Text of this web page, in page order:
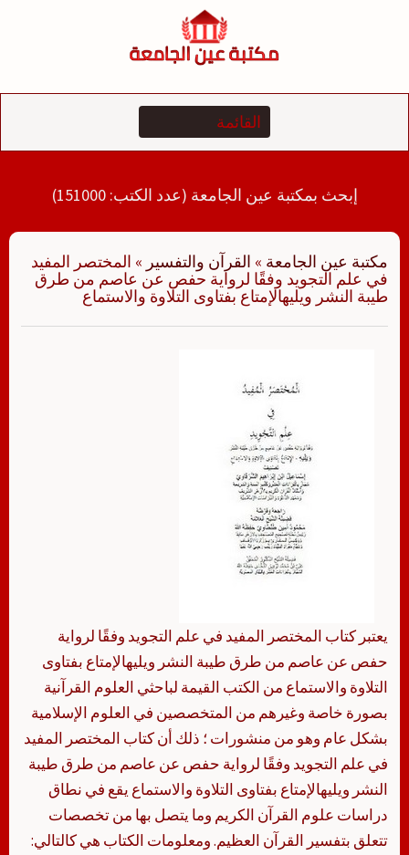
إبحث بمكتبة عين الجامعة (عدد الكتب: 151000)
مكتبة عين الجامعة » القرآن والتفسير » المختصر المفيد
في علم التجويد وفقًا لرواية حفص عن عاصم من طرق
طيبة النشر ويليهالإمتاع بفتاوى التلاوة والاستماع
يعتبر كتاب المختصر المفيد في علم التجويد وفقًا لرواية
حفص عن عاصم من طرق طيبة النشر ويليهالإمتاع بفتاوى
التلاوة والاستماع من الكتب القيمة لباحثي العلوم القرآنية
بصورة خاصة وغيرهم من المتخصصين في العلوم الإسلامية
بشكل عام وهو من منشورات ؛ ذلك أن كتاب المختصر المفيد
في علم التجويد وفقًا لرواية حفص عن عاصم من طرق طيبة
النشر ويليهالإمتاع بفتاوى التلاوة والاستماع يقع في نطاق
دراسات علوم القرآن الكريم وما يتصل بها من تخصصات
تتعلق بتفسير القرآن العظيم. ومعلومات الكتاب هي كالتالي: